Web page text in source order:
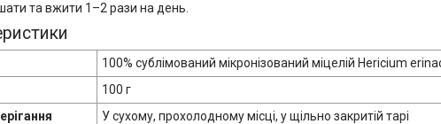
та вжити 1–2 рази на день.
100% сублімований мікронізований міцелій Hericium
100 г
У сухому, прохолодному місці, у щільно закритій тарі